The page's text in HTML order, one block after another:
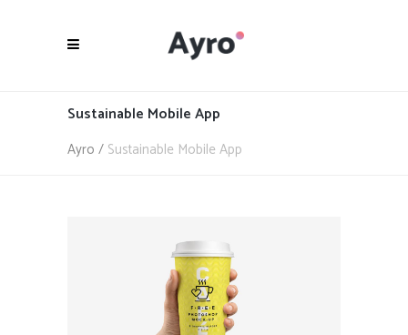
Sustainable Mobile App
Ayro / Sustainable Mobile App